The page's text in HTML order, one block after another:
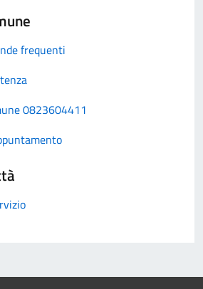
frequenti
0823604411